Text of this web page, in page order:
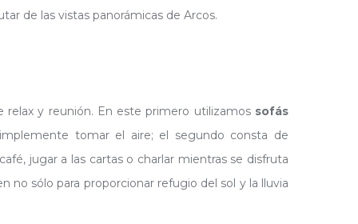
de las vistas panorámicas de Arcos.
relax y reunión. En este primero utilizamos sofás
tomar el aire; el segundo consta de
jugar a las cartas o charlar mientras se disfruta
no sólo para proporcionar refugio del sol y la lluvia